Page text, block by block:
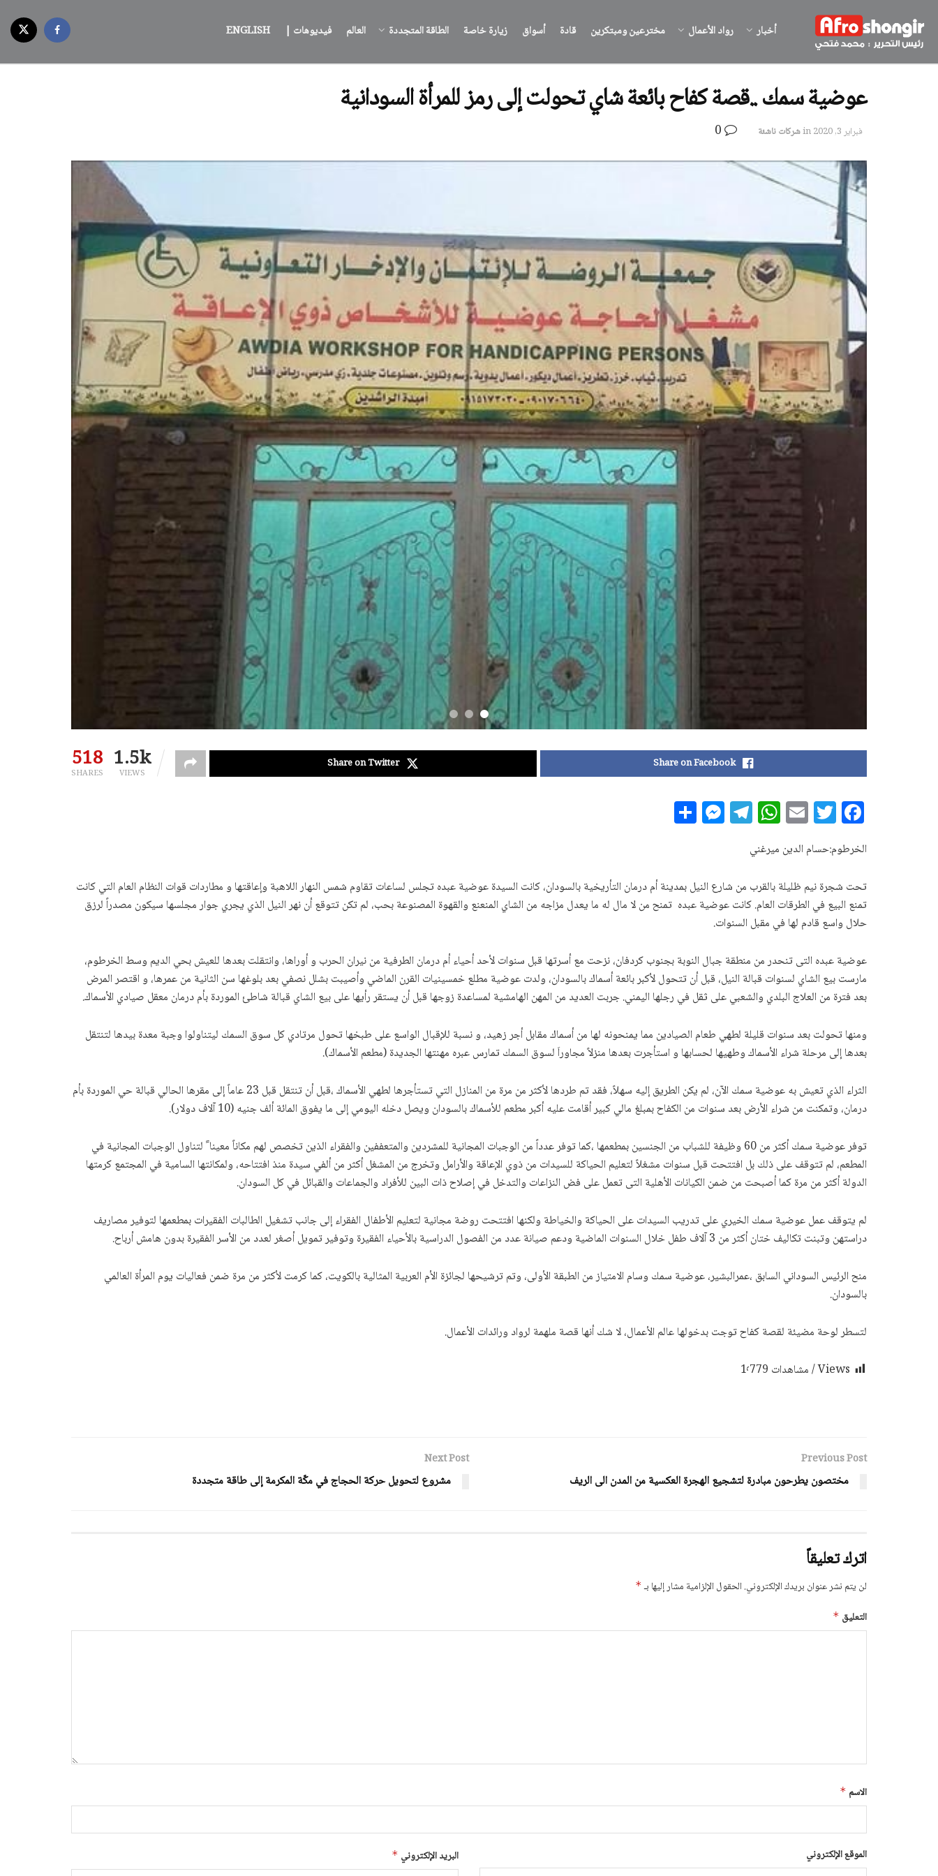
أخبار رواد الأعمال مخترعين ومبتكرين قادة أسواق زيارة خاصة الطاقة المتجددة العالم فيديوهات | ENGLISH
عوضية سمك ..قصة كفاح بائعة شاي تحولت إلى رمز للمرأة السودانية
فبراير 3, 2020 inشركات ناشئة
518
SHARES 1.5k
VIEWS
Share on Facebook
Share on Twitter
F
a
c
e
b
o
k
T
w
it
te
r
E
m
ai
l
W
h
at
s
A
p
T
el
g
ra
m
M
es
n
g
r
r
e
الخرطوم:حسام الدين ميرغني
تحت شجرة نيم ظليلة بالقرب من شارع النيل بمدينة أم درمان التأريخية بالسودان، كانت السيدة عوضية عبده تجلس لساعات تقاوم شمس النهار اللاهبة وإعاقتها و مطاردات قوات النظام العام التي كانت
تمنع البيع في الطرقات العام. كانت عوضية عبده تمنح من لا مال له ما يعدل مزاجه من الشاي المنعنع والقهوة المصنوعة بحب، لم تكن تتوقع أن نهر النيل الذي يجري جوار مجلسها سيكون مصدراً لرزق
حلال واسع قادم لها في مقبل السنوات.
عوضية عبده التى تنحدر من منطقة جبال النوبة بجنوب كردفان، نزحت مع أسرتها قبل سنوات لأحد أحياء أم درمان الطرفية من نيران الحرب و أوراها، وانتقلت بعدها للعيش بحي الديم وسط الخرطوم،
مارست بيع الشاي لسنوات قبالة النيل، قبل أن تتحول لأكبر بائعة أسماك بالسودان، ولدت عوضية مطلع خمسينيات القرن الماضي وأصيبت بشلل نصفي بعد بلوغها سن الثانية من عمرها، و اقتصر المرض
بعد فترة من العلاج البلدي والشعبي على ثقل في رجلها اليمني. جربت العديد من المهن الهامشية لمساعدة زوجها قبل أن يستقر رأيها على بيع الشاي قبالة شاطئ الموردة بأم درمان معقل صيادي الأسماك.
ومنها تحولت بعد سنوات قليلة لطهي طعام الصيادين مما يمنحونه لها من أسماك مقابل أجر زهيد، و نسبة للإقبال الواسع على طبخها تحول مرتادي كل سوق السمك ليتناولوا وجبة معدة بيدها لتنتقل
بعدها إلى مرحلة شراء الأسماك وطهيها لحسابها و استأجرت بعدها منزلاً مجاوراَ لسوق السمك تمارس عبره مهنتها الجديدة (مطعم الأسماك).
الثراء الذي تعيش به عوضية سمك الآن، لم يكن الطريق إليه سهلاً، فقد تم طردها لأكثر من مرة من المنازل التي تستأجرها لطهي الأسماك ،قبل أن تنتقل قبل 23 عاماً إلى مقرها الحالي قبالة حي الموردة بأم
درمان، وتمكنت من شراء الأرض بعد سنوات من الكفاح بمبلغ مالي كبير أقامت عليه أكبر مطعم للأسماك بالسودان ويصل دخله اليومي إلى ما يفوق المائة ألف جنيه (10 آلاف دولار).
توفر عوضية سمك أكثر من 60 وظيفة للشباب من الجنسين بمطعمها ،كما توفر عدداً من الوجبات المجانية للمشردين والمتعففين والفقراء الذين تخصص لهم مكاناً معينا ً لتناول الوجبات المجانية في
المطعم، لم تتوقف على ذلك بل افتتحت قبل سنوات مشغلاً لتعليم الحياكة للسيدات من ذوي الإعاقة والأرامل وتخرج من المشغل أكثر من ألفي سيدة منذ افتتاحه، ولمكانتها السامية في المجتمع كرمتها
الدولة أكثر من مرة كما أصبحت من ضمن الكيانات الأهلية التى تعمل على فض النزاعات والتدخل في إصلاح ذات البين للأفراد والجماعات والقبائل في كل السودان.
لم يتوقف عمل عوضية سمك الخيري على تدريب السيدات على الحياكة والخياطة ولكنها افتتحت روضة مجانية لتعليم الأطفال الفقراء إلى جانب تشغيل الطالبات الفقيرات بمطعمها لتوفير مصاريف
دراستهن وتبنت تكاليف ختان أكثر من 3 آلاف طفل خلال السنوات الماضية ودعم صيانة عدد من الفصول الدراسية بالأحياء الفقيرة وتوفير تمويل أصغر لعدد من الأسر الفقيرة بدون هامش أرباح.
منح الرئيس السوداني السابق ،عمرالبشير، عوضية سمك وسام الامتياز من الطبقة الأولى، وتم ترشيحها لجائزة الأم العربية المثالية بالكويت، كما كرمت لأكثر من مرة ضمن فعاليات يوم المرأة العالمي
بالسودان.
لتسطر لوحة مضيئة لقصة كفاح توجت بدخولها عالم الأعمال، لا شك أنها قصة ملهمة لرواد ورائدات الأعمال.
Views / مشاهدات
1٬779
Previous Post
مختصون يطرحون مبادرة لتشجيع الهجرة العكسية من المدن الى الريف
Next Post
مشروع لتحويل حركة الحجاج في مكّة المكرمة إلى طاقة متجددة
اترك تعليقاً
لن يتم نشر عنوان بريدك الإلكتروني. الحقول الإلزامية مشار إليها بـ*
التعليق *
الاسم *
البريد الإلكتروني * الموقع الإلكتروني